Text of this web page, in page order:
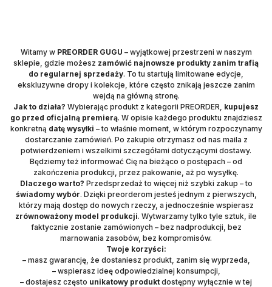
Witamy w PREORDER GUGU – wyjątkowej przestrzeni w naszym
sklepie, gdzie możesz zamówić najnowsze produkty zanim trafią
do regularnej sprzedaży. To tu startują limitowane edycje,
ekskluzywne dropy i kolekcje, które często znikają jeszcze zanim
wejdą na główną stronę.
Jak to działa? Wybierając produkt z kategorii PREORDER, kupujesz
go przed oficjalną premierą. W opisie każdego produktu znajdziesz
konkretną datę wysyłki – to właśnie moment, w którym rozpoczynamy
dostarczanie zamówień. Po zakupie otrzymasz od nas maila z
potwierdzeniem i wszelkimi szczegółami dotyczącymi dostawy.
Będziemy też informować Cię na bieżąco o postępach – od
zakończenia produkcji, przez pakowanie, aż po wysyłkę.
Dlaczego warto? Przedsprzedaż to więcej niż szybki zakup – to
świadomy wybór. Dzięki preorderom jesteś jednym z pierwszych,
którzy mają dostęp do nowych rzeczy, a jednocześnie wspierasz
zrównoważony model produkcji. Wytwarzamy tylko tyle sztuk, ile
faktycznie zostanie zamówionych – bez nadprodukcji, bez
marnowania zasobów, bez kompromisów.
Twoje korzyści:
– masz gwarancję, że dostaniesz produkt, zanim się wyprzeda,
– wspierasz ideę odpowiedzialnej konsumpcji,
– dostajesz często unikatowy produkt dostępny wyłącznie w tej